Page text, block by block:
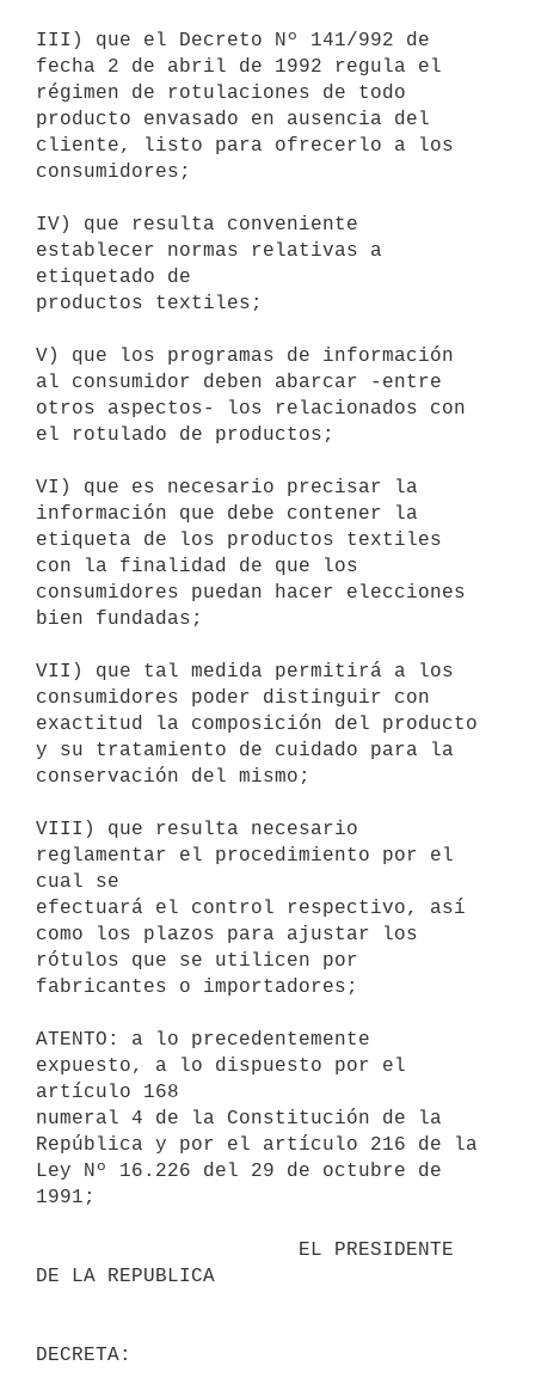
III) que el Decreto Nº 141/992 de
fecha 2 de abril de 1992 regula el
régimen de rotulaciones de todo
producto envasado en ausencia del
cliente, listo para ofrecerlo a los
consumidores;
IV) que resulta conveniente
establecer normas relativas a
etiquetado de
productos textiles;
V) que los programas de información
al consumidor deben abarcar -entre
otros aspectos- los relacionados con
el rotulado de productos;
VI) que es necesario precisar la
información que debe contener la
etiqueta de los productos textiles
con la finalidad de que los
consumidores puedan hacer elecciones
bien fundadas;
VII) que tal medida permitirá a los
consumidores poder distinguir con
exactitud la composición del producto
y su tratamiento de cuidado para la
conservación del mismo;
VIII) que resulta necesario
reglamentar el procedimiento por el
cual se
efectuará el control respectivo, así
como los plazos para ajustar los
rótulos que se utilicen por
fabricantes o importadores;
ATENTO: a lo precedentemente
expuesto, a lo dispuesto por el
artículo 168
numeral 4 de la Constitución de la
República y por el artículo 216 de la
Ley Nº 16.226 del 29 de octubre de
1991;
DE LA REPUBLICA